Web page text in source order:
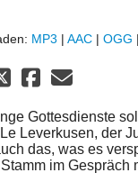
MP3 | AAC | OGG |
Gottesdienste
Leverkusen, der
das, was es
im Gespräch